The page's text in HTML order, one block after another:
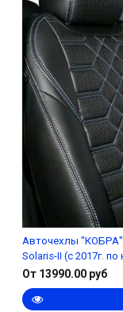
Авточехлы
Solaris-II (с 2017г.
От 13990.00 руб